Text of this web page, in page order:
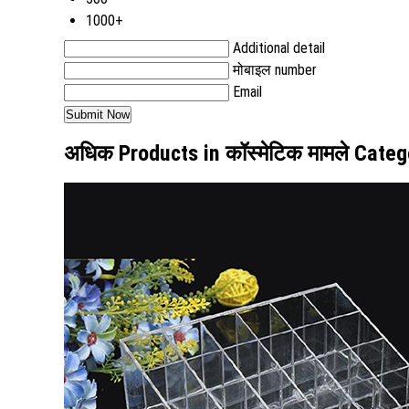
1000+
Additional detail
मोबाइल number
Email
अधिक Products in कॉस्मेटिक मामले